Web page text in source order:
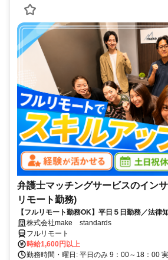
弁護士マッチングサービスのイン
リモート勤務)
【フルリモート勤務OK】平日５日勤務／法律
ルが身につく営業職
株式会社make standards
フルリモート
時給1,600円以上
勤務時間・曜日: 平日のみ 9：00～18：00